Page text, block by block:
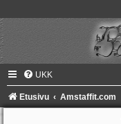
UKK
Etusivu Amstaffit.com